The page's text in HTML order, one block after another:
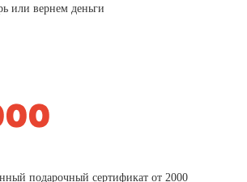
или вернем деньги
подарочный сертификат от 2000